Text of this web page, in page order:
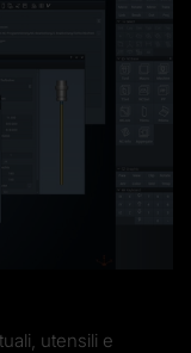
utensili e